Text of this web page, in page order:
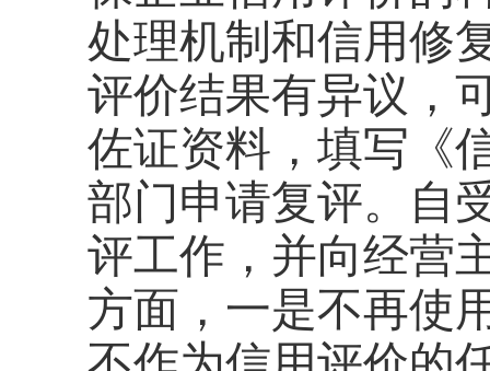
处理机制和信用修
评价结果有异议，
佐证资料，填写《
部门申请复评。自
评工作，并向经营
方面，一是不再使